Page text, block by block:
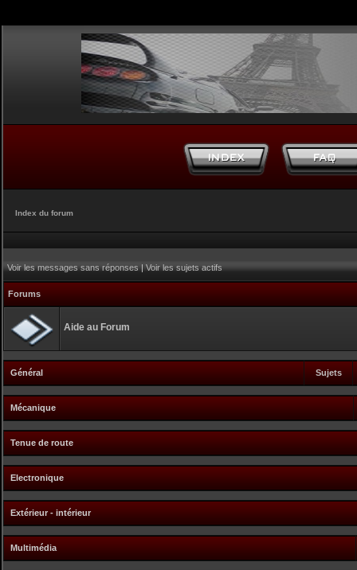
Index du forum
Voir les messages sans réponses|Voir les sujets actifs
Forums
Aide au Forum
Général Sujets
Mécanique
Tenue de route
Electronique
Extérieur - intérieur
Multimédia